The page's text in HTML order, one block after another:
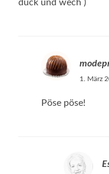
duck und wech )
1. März
Pöse pöse!